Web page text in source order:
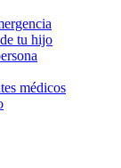
tu hijo
médicos